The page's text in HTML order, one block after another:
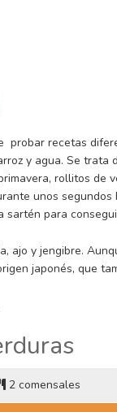
probar recetas
y agua. Se trata
rollitos de
unos segundos
sartén para
ajo y jengibre.
japonés, que
2 comensales